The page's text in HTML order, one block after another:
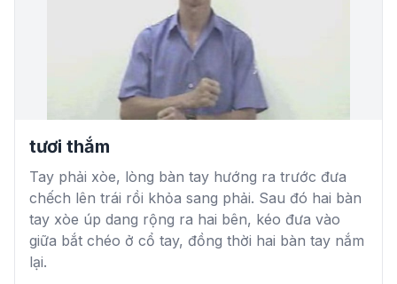
tươi thắm
Tay phải xòe, lòng bàn tay hướng ra trước đưa
chếch lên trái rồi khỏa sang phải. Sau đó hai bàn
tay xòe úp dang rộng ra hai bên, kéo đưa vào
giữa bắt chéo ở cổ tay, đồng thời hai bàn tay nắm
lại.